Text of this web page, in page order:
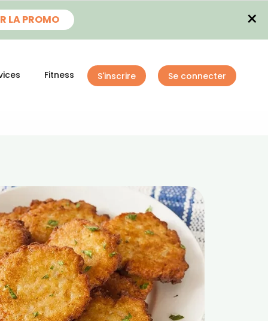
LA PROMO ×
Fitness S'inscrire Se connecter